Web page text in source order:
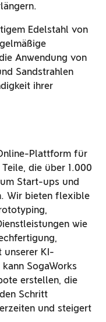
Edelstahl von
Anwendung von
Sandstrahlen
ihrer
Plattform für
die über 1.000
Start-ups und
Wir bieten flexible
wie
unserer KI-
SogaWorks
erstellen, die
Schritt
und steigert